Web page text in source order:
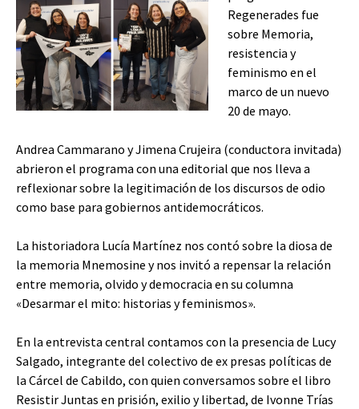
Regenerades fue
sobre Memoria,
resistencia y
feminismo en el
marco de un nuevo
20 de mayo.
Andrea Cammarano y Jimena Crujeira (conductora invitada)
abrieron el programa con una editorial que nos lleva a
reflexionar sobre la legitimación de los discursos de odio
como base para gobiernos antidemocráticos.
La historiadora Lucía Martínez nos contó sobre la diosa de
la memoria Mnemosine y nos invitó a repensar la relación
entre memoria, olvido y democracia en su columna
«Desarmar el mito: historias y feminismos».
En la entrevista central contamos con la presencia de Lucy
Salgado, integrante del colectivo de ex presas políticas de
la Cárcel de Cabildo, con quien conversamos sobre el libro
Resistir Juntas en prisión, exilio y libertad, de Ivonne Trías